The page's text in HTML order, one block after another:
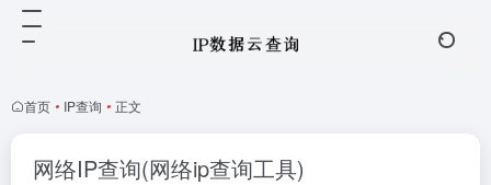
首页 • IP查询 • 正文
网络IP查询(网络ip查询工具)